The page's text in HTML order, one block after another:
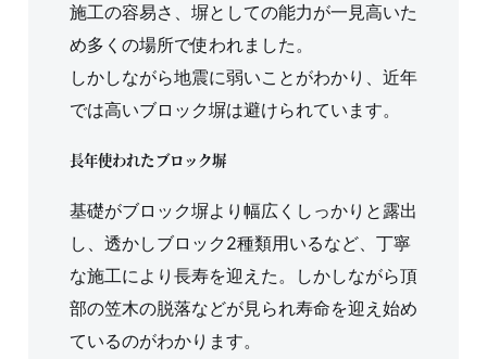
施工の容易さ、塀としての能力が一見高いた
め多くの場所で使われました。
しかしながら地震に弱いことがわかり、近年
では高いブロック塀は避けられています。
長年使われたブロック塀
基礎がブロック塀より幅広くしっかりと露出
し、透かしブロック2種類用いるなど、丁寧
な施工により長寿を迎えた。しかしながら頂
部の笠木の脱落などが見られ寿命を迎え始め
ているのがわかります。